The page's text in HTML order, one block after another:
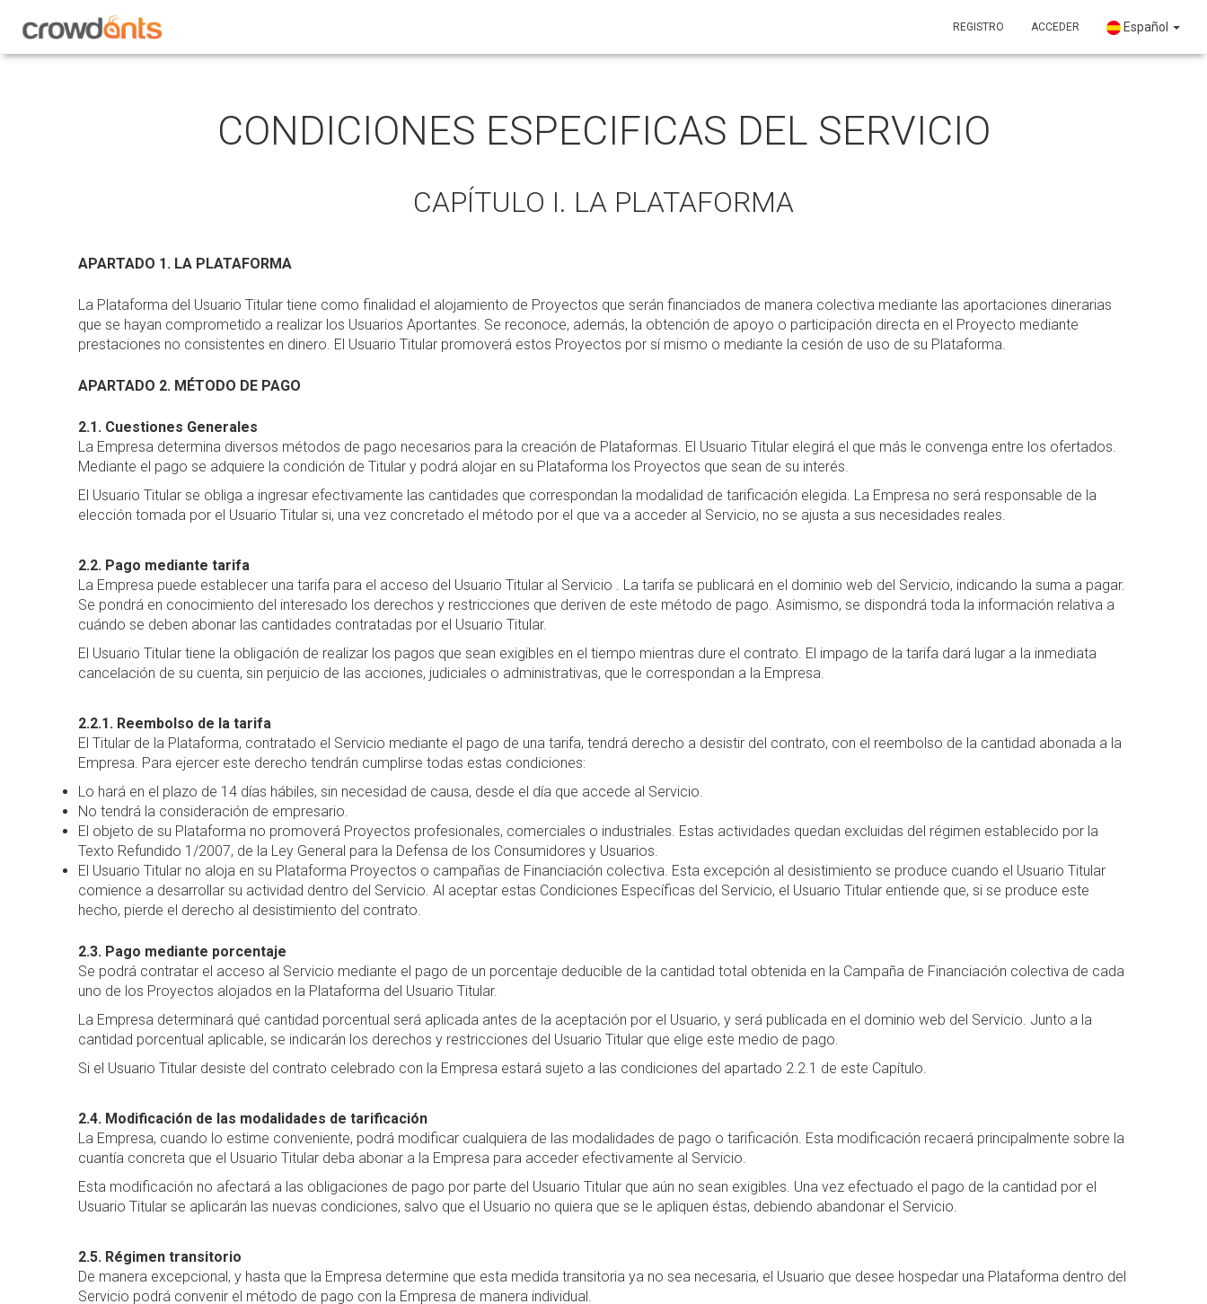
REGISTRO ACCEDER Español
CONDICIONES ESPECIFICAS DEL SERVICIO
CAPÍTULO I. LA PLATAFORMA
APARTADO 1. LA PLATAFORMA
La Plataforma del Usuario Titular tiene como finalidad el alojamiento de Proyectos que serán financiados de manera colectiva mediante las aportaciones dinerarias
que se hayan comprometido a realizar los Usuarios Aportantes. Se reconoce, además, la obtención de apoyo o participación directa en el Proyecto mediante
prestaciones no consistentes en dinero. El Usuario Titular promoverá estos Proyectos por sí mismo o mediante la cesión de uso de su Plataforma.
APARTADO 2. MÉTODO DE PAGO
2.1. Cuestiones Generales
La Empresa determina diversos métodos de pago necesarios para la creación de Plataformas. El Usuario Titular elegirá el que más le convenga entre los ofertados.
Mediante el pago se adquiere la condición de Titular y podrá alojar en su Plataforma los Proyectos que sean de su interés.
El Usuario Titular se obliga a ingresar efectivamente las cantidades que correspondan la modalidad de tarificación elegida. La Empresa no será responsable de la
elección tomada por el Usuario Titular si, una vez concretado el método por el que va a acceder al Servicio, no se ajusta a sus necesidades reales.
2.2. Pago mediante tarifa
La Empresa puede establecer una tarifa para el acceso del Usuario Titular al Servicio . La tarifa se publicará en el dominio web del Servicio, indicando la suma a pagar.
Se pondrá en conocimiento del interesado los derechos y restricciones que deriven de este método de pago. Asimismo, se dispondrá toda la información relativa a
cuándo se deben abonar las cantidades contratadas por el Usuario Titular.
El Usuario Titular tiene la obligación de realizar los pagos que sean exigibles en el tiempo mientras dure el contrato. El impago de la tarifa dará lugar a la inmediata
cancelación de su cuenta, sin perjuicio de las acciones, judiciales o administrativas, que le correspondan a la Empresa.
2.2.1. Reembolso de la tarifa
El Titular de la Plataforma, contratado el Servicio mediante el pago de una tarifa, tendrá derecho a desistir del contrato, con el reembolso de la cantidad abonada a la
Empresa. Para ejercer este derecho tendrán cumplirse todas estas condiciones:
Lo hará en el plazo de 14 días hábiles, sin necesidad de causa, desde el día que accede al Servicio.
No tendrá la consideración de empresario.
El objeto de su Plataforma no promoverá Proyectos profesionales, comerciales o industriales. Estas actividades quedan excluidas del régimen establecido por la
Texto Refundido 1/2007, de la Ley General para la Defensa de los Consumidores y Usuarios.
El Usuario Titular no aloja en su Plataforma Proyectos o campañas de Financiación colectiva. Esta excepción al desistimiento se produce cuando el Usuario Titular
comience a desarrollar su actividad dentro del Servicio. Al aceptar estas Condiciones Específicas del Servicio, el Usuario Titular entiende que, si se produce este
hecho, pierde el derecho al desistimiento del contrato.
2.3. Pago mediante porcentaje
Se podrá contratar el acceso al Servicio mediante el pago de un porcentaje deducible de la cantidad total obtenida en la Campaña de Financiación colectiva de cada
uno de los Proyectos alojados en la Plataforma del Usuario Titular.
La Empresa determinará qué cantidad porcentual será aplicada antes de la aceptación por el Usuario, y será publicada en el dominio web del Servicio. Junto a la
cantidad porcentual aplicable, se indicarán los derechos y restricciones del Usuario Titular que elige este medio de pago.
Si el Usuario Titular desiste del contrato celebrado con la Empresa estará sujeto a las condiciones del apartado 2.2.1 de este Capítulo.
2.4. Modificación de las modalidades de tarificación
La Empresa, cuando lo estime conveniente, podrá modificar cualquiera de las modalidades de pago o tarificación. Esta modificación recaerá principalmente sobre la
cuantía concreta que el Usuario Titular deba abonar a la Empresa para acceder efectivamente al Servicio.
Esta modificación no afectará a las obligaciones de pago por parte del Usuario Titular que aún no sean exigibles. Una vez efectuado el pago de la cantidad por el
Usuario Titular se aplicarán las nuevas condiciones, salvo que el Usuario no quiera que se le apliquen éstas, debiendo abandonar el Servicio.
2.5. Régimen transitorio
De manera excepcional, y hasta que la Empresa determine que esta medida transitoria ya no sea necesaria, el Usuario que desee hospedar una Plataforma dentro del
Servicio podrá convenir el método de pago con la Empresa de manera individual.